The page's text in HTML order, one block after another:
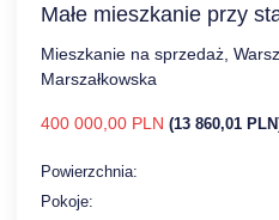
Małe mieszkanie przy
Mieszkanie na sprzedaż,
Marszałkowska
400 000,00 PLN (13 860,01
Powierzchnia:
Pokoje: